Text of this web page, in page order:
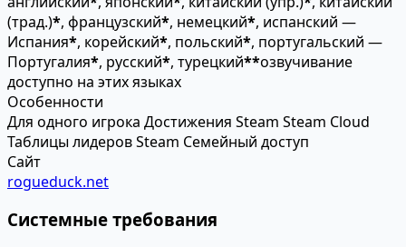
(трад.)*, французский*, немецкий*, испанский —
Испания*, корейский*, польский*, португальский —
Португалия*, русский*, турецкий**озвучивание
доступно на этих языках
Особенности
Для одного игрока Достижения Steam Steam Cloud
Таблицы лидеров Steam Семейный доступ
Сайт
rogueduck.net
Системные требования